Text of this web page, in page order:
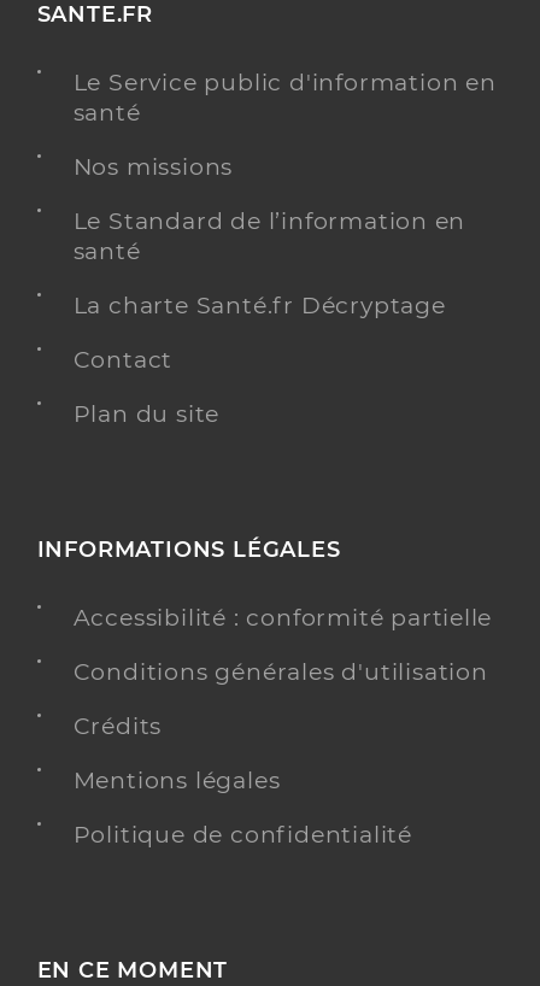
SANTE.FR
Le Service public d'information en
santé
Nos missions
Le Standard de l’information en
santé
La charte Santé.fr Décryptage
Contact
Plan du site
INFORMATIONS LÉGALES
Accessibilité : conformité partielle
Conditions générales d'utilisation
Crédits
Mentions légales
Politique de confidentialité
EN CE MOMENT